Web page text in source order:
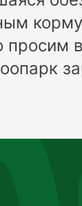
просим